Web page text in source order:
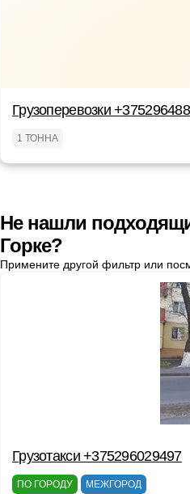
Грузоперевозки
1 ТОННА
Не нашли
Горке?
Примените другой фильтр или
Грузотакси +375296029497
ПО ГОРОДУ МЕЖГОРОД